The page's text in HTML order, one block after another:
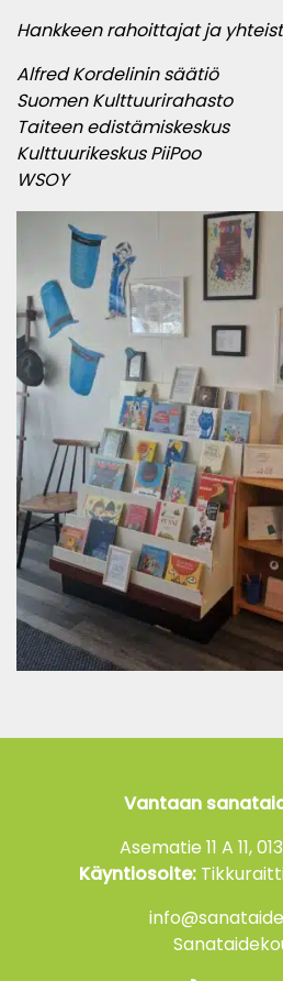
Hankkeen rahoittajat ja
Alfred Kordelinin säätiö
Suomen Kulttuurirahasto
Taiteen edistämiskeskus
Kulttuurikeskus PiiPoo
WSOY
Vantaan
Asematie 11 A 11,
Käyntiosoite:Tikkuraitti